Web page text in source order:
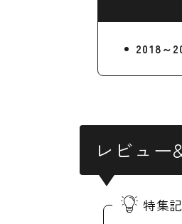
2018～
レビュー
特集